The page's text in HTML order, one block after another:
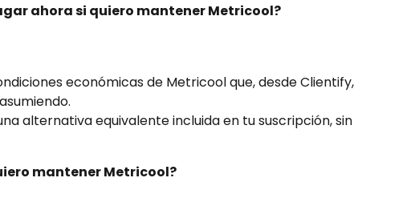
ahora si quiero mantener Metricool?
económicas de Metricool que, desde Clientify,
alternativa equivalente incluida en tu suscripción, sin
mantener Metricool?